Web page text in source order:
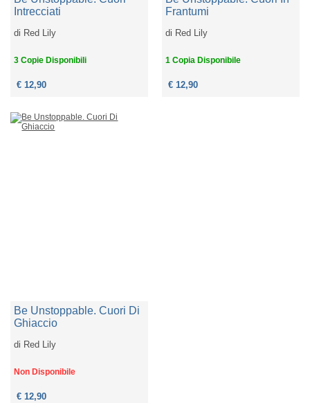
Intrecciati
di Red Lily
3 Copie Disponibili
€ 12,90
Frantumi
di Red Lily
1 Copia Disponibile
€ 12,90
Be Unstoppable. Cuori Di
Ghiaccio
di Red Lily
Non Disponibile
€ 12,90